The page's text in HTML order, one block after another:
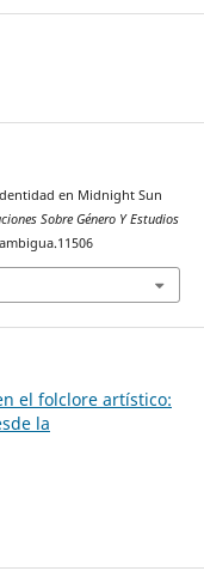
en Midnight Sun
Sobre Género Y Estudios
el folclore artístico:
la